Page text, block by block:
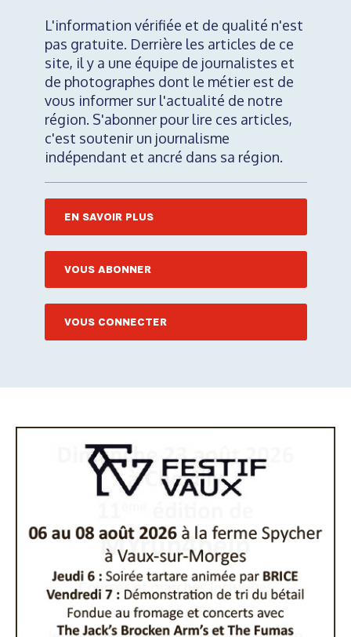
L'information vérifiée et de qualité n'est
pas gratuite. Derrière les articles de ce
site, il y a une équipe de journalistes et
de photographes dont le métier est de
vous informer sur l'actualité de notre
région. S'abonner pour lire ces articles,
c'est soutenir un journalisme
indépendant et ancré dans sa région.
EN SAVOIR PLUS
VOUS ABONNER
VOUS CONNECTER